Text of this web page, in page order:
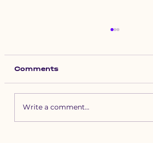
Comments
Write a comment...